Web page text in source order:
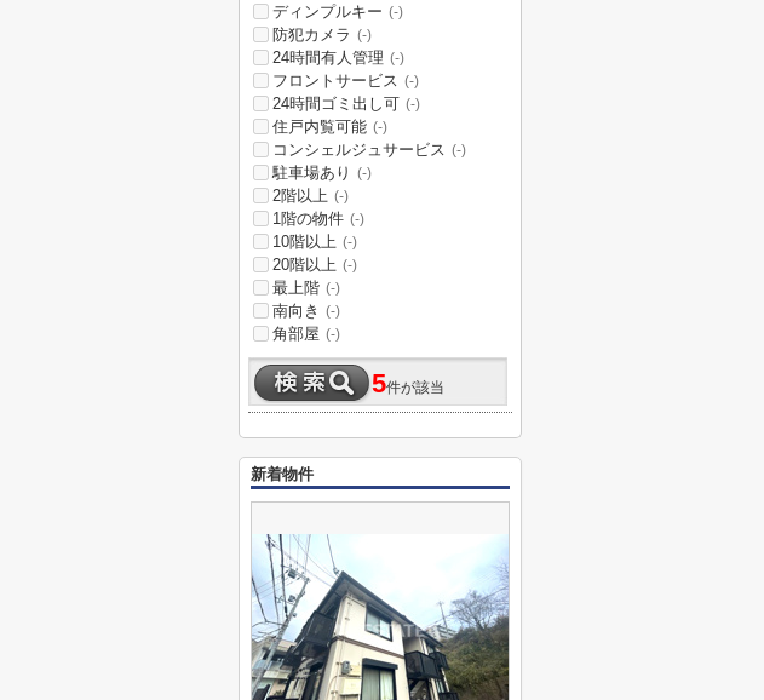
ディンプルキー (-)
防犯カメラ (-)
24時間有人管理 (-)
フロントサービス (-)
24時間ゴミ出し可 (-)
住戸内覧可能 (-)
コンシェルジュサービス (-)
駐車場あり (-)
2階以上 (-)
1階の物件 (-)
10階以上 (-)
20階以上 (-)
最上階 (-)
南向き (-)
角部屋 (-)
5件が該当
新着物件